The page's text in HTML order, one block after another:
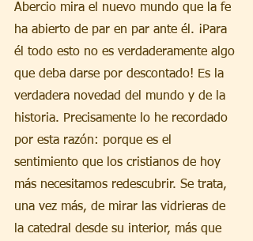
Abercio mira el nuevo mundo que la fe
ha abierto de par en par ante él. ¡Para
él todo esto no es verdaderamente algo
que deba darse por descontado! Es la
verdadera novedad del mundo y de la
historia. Precisamente lo he recordado
por esta razón: porque es el
sentimiento que los cristianos de hoy
más necesitamos redescubrir. Se trata,
una vez más, de mirar las vidrieras de
la catedral desde su interior, más que